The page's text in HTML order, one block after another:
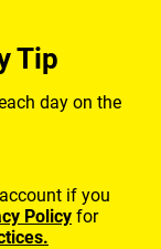
Tip
day on the
if you
Policy for